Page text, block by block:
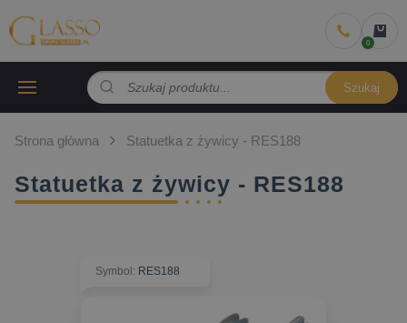
Szukaj
Strona główna Statuetka z żywicy - RES188
Statuetka z żywicy - RES188
Symbol : RES188